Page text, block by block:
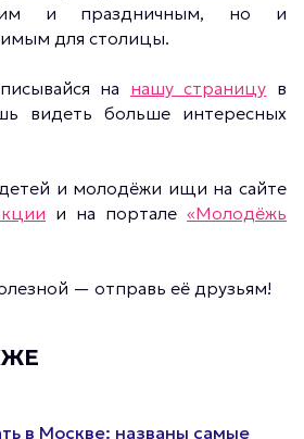
и праздничным, но и
для столицы.
на нашу страницу в
видеть больше интересных
и молодёжи ищи на сайте
и на портале «Молодёжь
— отправь её друзьям!
в Москве: названы самые